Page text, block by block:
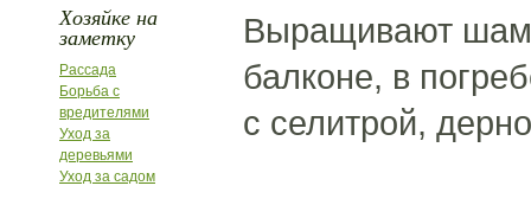
Хозяйке на
заметку
Рассада
Борьба с
вредителями
Уход за
деревьями
Уход за садом
Выращивают
балконе, в
с селитрой,